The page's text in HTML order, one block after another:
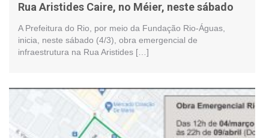
Rua Aristides Caire, no Méier, neste sábado
A Prefeitura do Rio, por meio da Fundação Rio-Águas,
inicia, neste sábado (4/3), obra emergencial de
infraestrutura na Rua Aristides […]